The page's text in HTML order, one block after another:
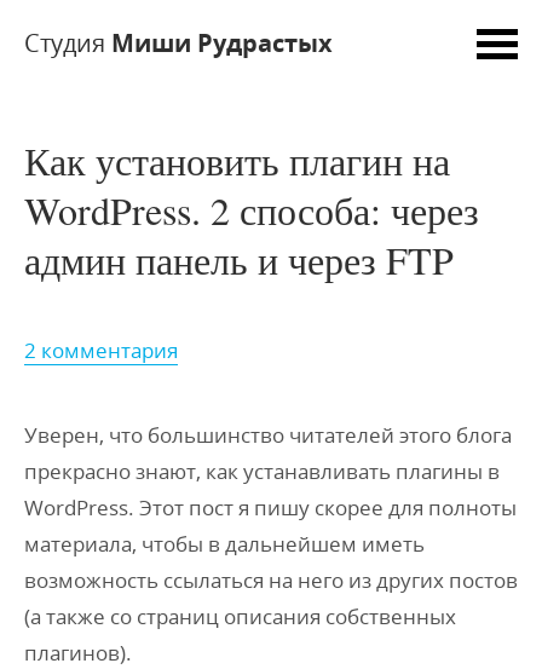
Студия Миши Рудрастых
Как установить плагин на
WordPress. 2 способа: через
админ панель и через FTP
2 комментария
Уверен, что большинство читателей этого блога
прекрасно знают, как устанавливать плагины в
WordPress. Этот пост я пишу скорее для полноты
материала, чтобы в дальнейшем иметь
возможность ссылаться на него из других постов
(а также со страниц описания собственных
плагинов).